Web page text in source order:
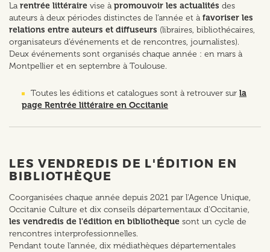
La rentrée littéraire vise à promouvoir les actualités des
auteurs à deux périodes distinctes de l’année et à favoriser les
relations entre auteurs et diffuseurs (libraires, bibliothécaires,
organisateurs d’événements et de rencontres, journalistes).
Deux événements sont organisés chaque année : en mars à
Montpellier et en septembre à Toulouse.
Toutes les éditions et catalogues sont à retrouver sur la
page Rentrée littéraire en Occitanie
LES VENDREDIS DE L'ÉDITION EN
BIBLIOTHÈQUE
Coorganisées chaque année depuis 2021 par l'Agence Unique,
Occitanie Culture et dix conseils départementaux d'Occitanie,
les vendredis de l'édition en bibliothèque sont un cycle de
rencontres interprofessionnelles.
Pendant toute l'année, dix médiathèques départementales